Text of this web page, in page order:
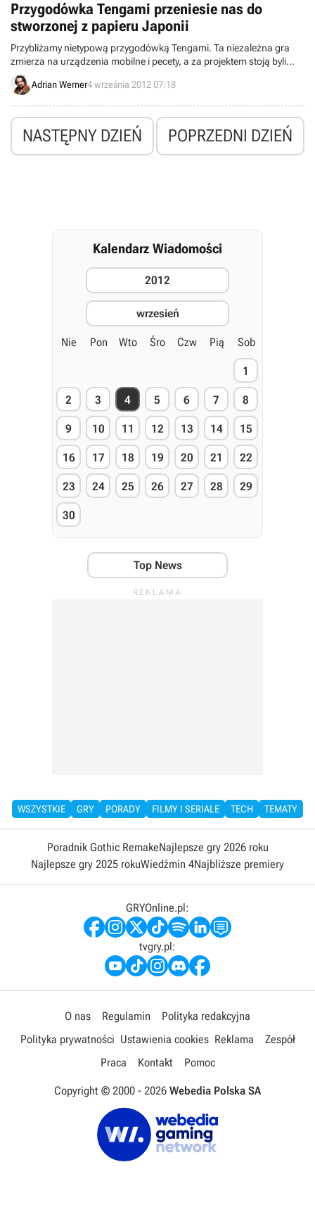
Przygodówka Tengami przeniesie nas do
stworzonej z papieru Japonii
Przybliżamy nietypową przygodówką Tengami. Ta niezależna gra
zmierza na urządzenia mobilne i pecety, a za projektem stoją byli
pracownicy legendarnego studia Rare
Adrian Werner4 września 2012 07:18
NASTĘPNY DZIEŃ POPRZEDNI DZIEŃ
Kalendarz Wiadomości
2012
wrzesień
Nie Pon Wto Śro Czw Pią Sob
1
2 3 4 5 6 7 8
9 10 11 12 13 14 15
16 17 18 19 20 21 22
23 24 25 26 27 28 29
30
Top News
WSZYSTKIE GRY PORADY FILMY I SERIALE TECH TEMATY
Poradnik Gothic RemakeNajlepsze gry 2026 roku
Najlepsze gry 2025 rokuWiedźmin 4Najbliższe premiery
GRYOnline.pl:
tvgry.pl:
O nas Regulamin
Polityka redakcyjna
Polityka prywatności Ustawienia cookies Reklama
Zespół
Praca
Kontakt Pomoc
Copyright © 2000 - 2026 Webedia Polska SA